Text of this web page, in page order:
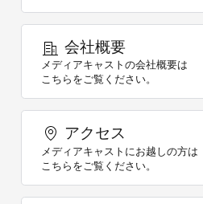
会社概要
メディアキャストの会社概要は
こちらをご覧ください。
アクセス
メディアキャストにお越しの方は
こちらをご覧ください。